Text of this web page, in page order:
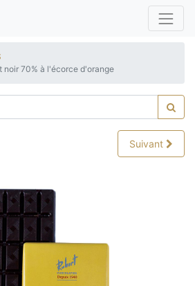
noir 70% à l'écorce d'orange
Suivant